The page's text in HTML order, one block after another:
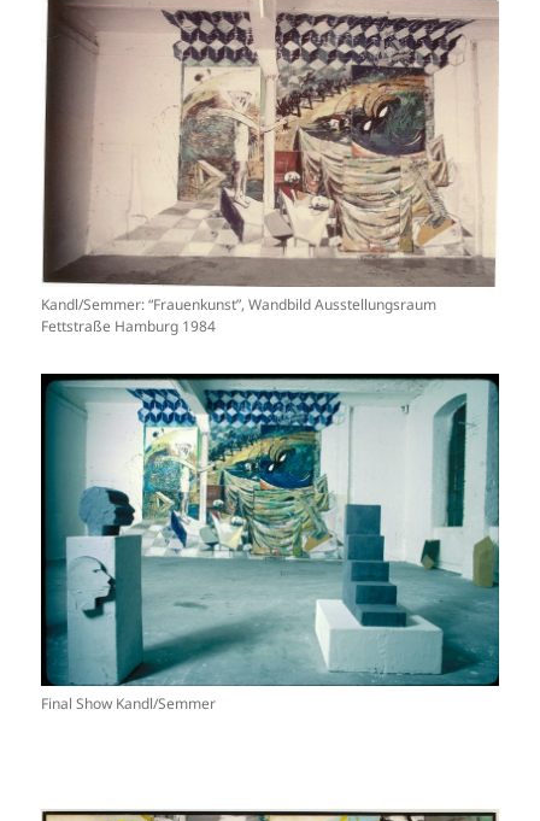
Kandl/Semmer: “Frauenkunst”, Wandbild Ausstellungsraum
Fettstraße Hamburg 1984
Final Show Kandl/Semmer